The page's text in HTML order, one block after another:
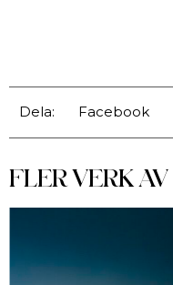
Dela: Facebook
FLER VERK AV